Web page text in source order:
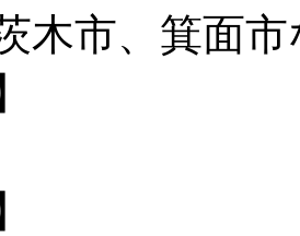
木市、箕面